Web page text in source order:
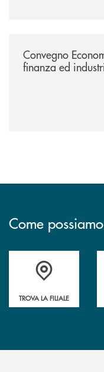
Convegno
finanza ed
Come possiamo
Accedi all' elenco
TROVA LA FILIALE